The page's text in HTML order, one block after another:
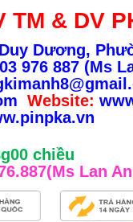
TM & DV
Dương,
976 887 (Ms
Website:
chiều
Lan